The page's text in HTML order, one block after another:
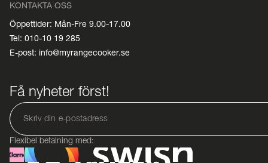
KONTAKTA OSS
Öppettider: Mån-Fre 9.00-17.00
Tel: 010-10 19 285
E-post: info@myrangecooker.se
Få nyheter först!
Flexibel betalning med: